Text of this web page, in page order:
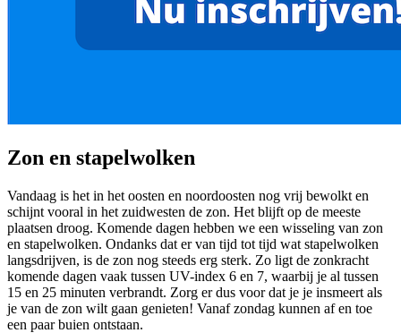
Zon en stapelwolken
Vandaag is het in het oosten en noordoosten nog vrij bewolkt en
schijnt vooral in het zuidwesten de zon. Het blijft op de meeste
plaatsen droog. Komende dagen hebben we een wisseling van zon
en stapelwolken. Ondanks dat er van tijd tot tijd wat stapelwolken
langsdrijven, is de zon nog steeds erg sterk. Zo ligt de zonkracht
komende dagen vaak tussen UV-index 6 en 7, waarbij je al tussen
15 en 25 minuten verbrandt. Zorg er dus voor dat je je insmeert als
je van de zon wilt gaan genieten! Vanaf zondag kunnen af en toe
een paar buien ontstaan.